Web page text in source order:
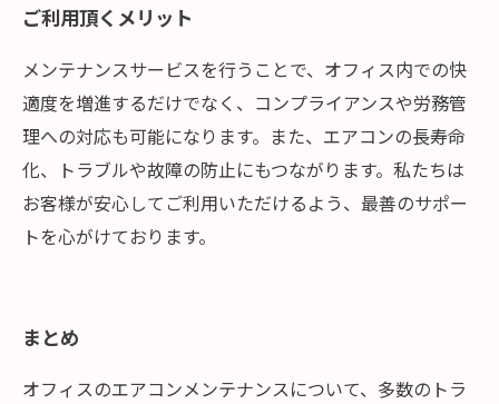
ご利用頂くメリット
メンテナンスサービスを行うことで、オフィス内での快
適度を増進するだけでなく、コンプライアンスや労務管
理への対応も可能になります。また、エアコンの長寿命
化、トラブルや故障の防止にもつながります。私たちは
お客様が安心してご利用いただけるよう、最善のサポー
トを心がけております。
まとめ
オフィスのエアコンメンテナンスについて、多数のトラ